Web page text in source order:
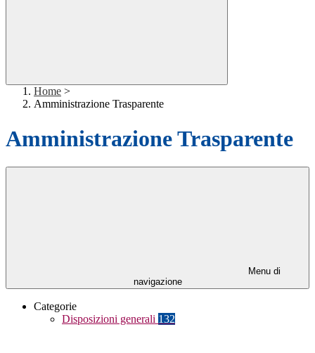
Home >
Amministrazione Trasparente
Amministrazione Trasparente
Menu di
navigazione
Categorie
Disposizioni generali 132